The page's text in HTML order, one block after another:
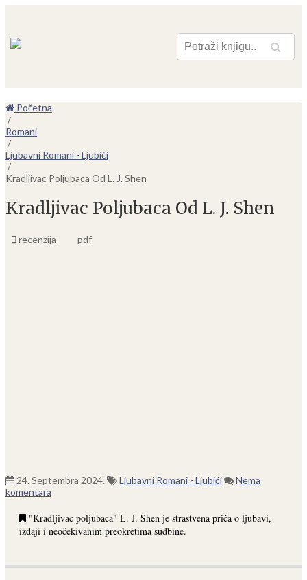
Pretraga
Početna
/
Romani
/
Ljubavni Romani - Ljubići
/
Kradljivac Poljubaca Od L. J. Shen
Kradljivac Poljubaca Od L. J. Shen
recenzija pdf
24. Septembra 2024. Ljubavni Romani - Ljubići
Nema
komentara
"Kradljivac poljubaca" L. J. Shen je strastvena priča o ljubavi,
izdaji i neočekivanim preokretima sudbine.